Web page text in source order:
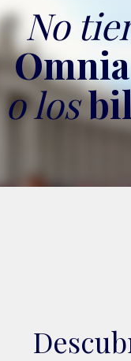
No
o los